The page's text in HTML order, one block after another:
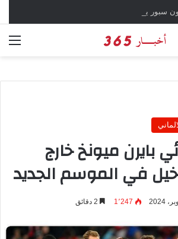
بايرن ميونخ خارج
في الموسم الجديد
1٬247